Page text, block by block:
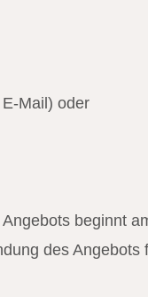
Mail) oder
beginnt
des Angebots